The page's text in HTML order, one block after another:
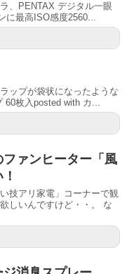
、PENTAX デジタル一眼
に最高ISO感度2560...
ップが袋状になったような
60枚入posted with カ...
ァンヒーター「風
技アリ家電」コーナーで観
しいんですけど・・。 な